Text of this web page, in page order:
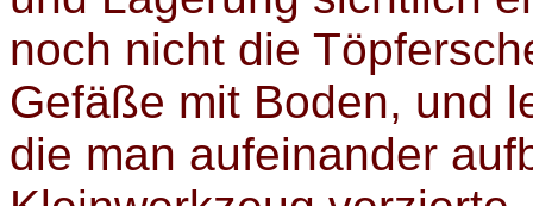
noch nicht die
Gefäße mit Boden, und
die man aufeinander